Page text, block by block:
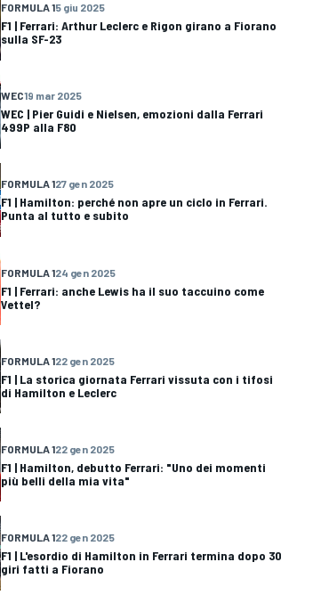
FORMULA 15 giu 2025
F1 | Ferrari: Arthur Leclerc e Rigon girano a Fiorano
sulla SF-23
WEC19 mar 2025
WEC | Pier Guidi e Nielsen, emozioni dalla Ferrari
499P alla F80
FORMULA 127 gen 2025
F1 | Hamilton: perché non apre un ciclo in Ferrari.
Punta al tutto e subito
FORMULA 124 gen 2025
F1 | Ferrari: anche Lewis ha il suo taccuino come
Vettel?
FORMULA 122 gen 2025
F1 | La storica giornata Ferrari vissuta con i tifosi
di Hamilton e Leclerc
FORMULA 122 gen 2025
F1 | Hamilton, debutto Ferrari: "Uno dei momenti
più belli della mia vita"
FORMULA 122 gen 2025
F1 | L'esordio di Hamilton in Ferrari termina dopo 30
giri fatti a Fiorano